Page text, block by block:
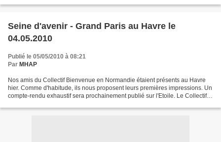
Seine d'avenir - Grand Paris au Havre le
04.05.2010
Publié le 05/05/2010 à 08:21
Par MHAP
Nos amis du Collectif Bienvenue en Normandie étaient présents au Havre
hier. Comme d'habitude, ils nous proposent leurs premières impressions. Un
compte-rendu exhaustif sera prochainement publié sur l'Etoile. Le Collectif